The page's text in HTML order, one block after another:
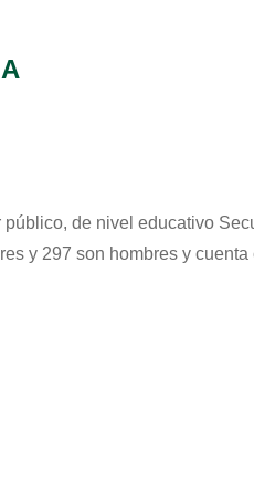
público, de nivel educativo
y 297 son hombres y cuenta